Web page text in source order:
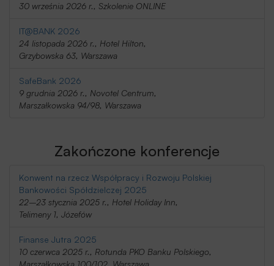
30 września 2026 r., Szkolenie ONLINE
IT@BANK 2026
24 listopada 2026 r., Hotel Hilton,
Grzybowska 63, Warszawa
SafeBank 2026
9 grudnia 2026 r., Novotel Centrum,
Marszałkowska 94/98, Warszawa
Zakończone konferencje
Konwent na rzecz Współpracy i Rozwoju Polskiej
Bankowości Spółdzielczej 2025
22–23 stycznia 2025 r., Hotel Holiday Inn,
Telimeny 1, Józefów
Finanse Jutra 2025
10 czerwca 2025 r., Rotunda PKO Banku Polskiego,
Marszałkowska 100/102, Warszawa